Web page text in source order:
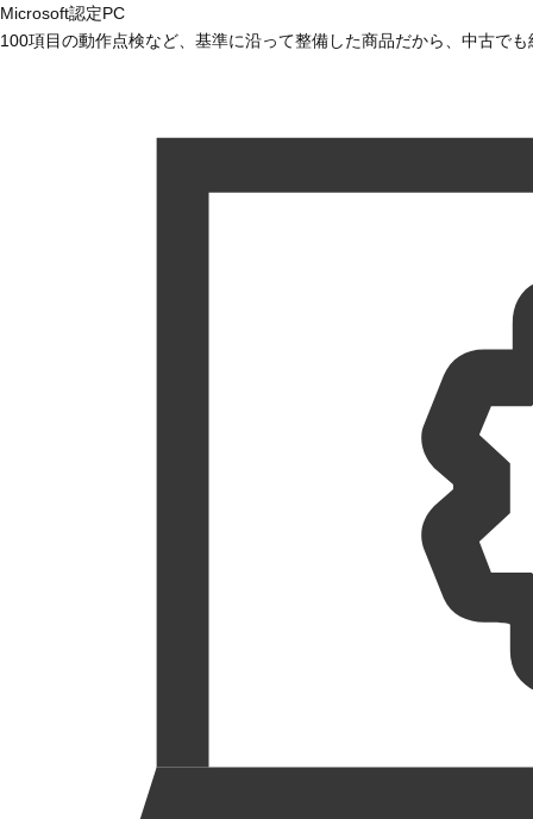
Microsoft認定PC
100項目の動作点検など、基準に沿って整備した商品だから、中古で